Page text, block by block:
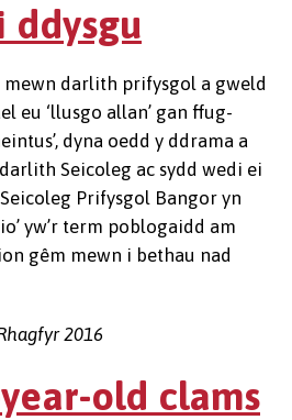
ddysgu
mewn darlith prifysgol a gweld
eu ‘llusgo allan’ gan ffug-
dyna oedd y ddrama a
Seicoleg ac sydd wedi ei
Prifysgol Bangor yn
yw’r term poblogaidd am
gêm mewn i bethau nad
2016
old clams